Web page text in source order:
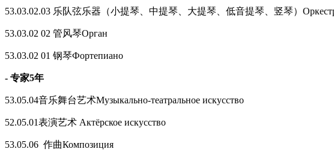
53.03.02.03 乐队弦乐器（小提琴、中提琴、大提琴、低音提琴、竖琴）
53.03.02 02 管风琴Орган
53.03.02 01 钢琴Фортепиано
- 专家5年
53.05.04音乐舞台艺术Музыкально-театральное искусство
52.05.01表演艺术 Актёрское искусство
53.05.06 作曲Композиция